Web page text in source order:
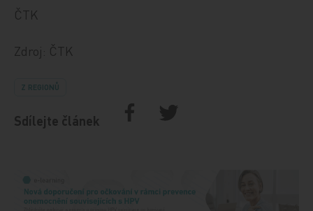
ČTK
Zdroj: ČTK
Z REGIONŮ
Sdílejte článek